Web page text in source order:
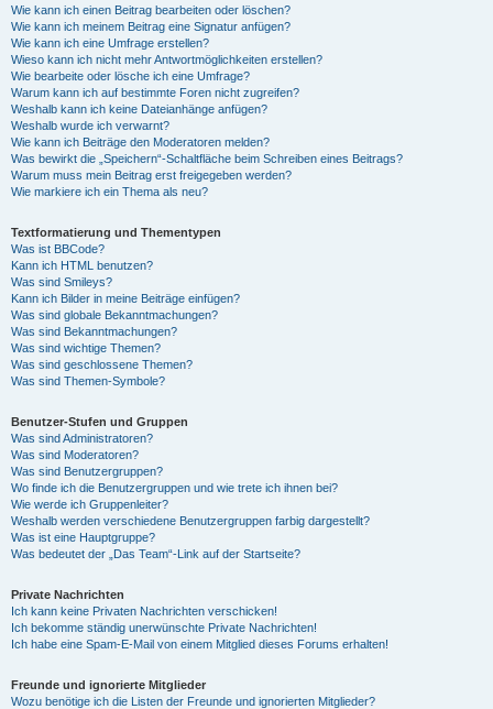
Wie kann ich einen Beitrag bearbeiten oder löschen?
Wie kann ich meinem Beitrag eine Signatur anfügen?
Wie kann ich eine Umfrage erstellen?
Wieso kann ich nicht mehr Antwortmöglichkeiten erstellen?
Wie bearbeite oder lösche ich eine Umfrage?
Warum kann ich auf bestimmte Foren nicht zugreifen?
Weshalb kann ich keine Dateianhänge anfügen?
Weshalb wurde ich verwarnt?
Wie kann ich Beiträge den Moderatoren melden?
Was bewirkt die „Speichern“-Schaltfläche beim Schreiben eines Beitrags?
Warum muss mein Beitrag erst freigegeben werden?
Wie markiere ich ein Thema als neu?
Textformatierung und Thementypen
Was ist BBCode?
Kann ich HTML benutzen?
Was sind Smileys?
Kann ich Bilder in meine Beiträge einfügen?
Was sind globale Bekanntmachungen?
Was sind Bekanntmachungen?
Was sind wichtige Themen?
Was sind geschlossene Themen?
Was sind Themen-Symbole?
Benutzer-Stufen und Gruppen
Was sind Administratoren?
Was sind Moderatoren?
Was sind Benutzergruppen?
Wo finde ich die Benutzergruppen und wie trete ich ihnen bei?
Wie werde ich Gruppenleiter?
Weshalb werden verschiedene Benutzergruppen farbig dargestellt?
Was ist eine Hauptgruppe?
Was bedeutet der „Das Team“-Link auf der Startseite?
Private Nachrichten
Ich kann keine Privaten Nachrichten verschicken!
Ich bekomme ständig unerwünschte Private Nachrichten!
Ich habe eine Spam-E-Mail von einem Mitglied dieses Forums erhalten!
Freunde und ignorierte Mitglieder
Wozu benötige ich die Listen der Freunde und ignorierten Mitglieder?